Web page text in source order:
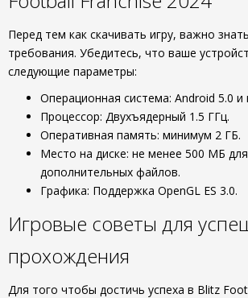
Перед тем как скачивать игру, важно
требования. Убедитесь, что ваше
следующие параметры:
Операционная система: Android 5.0
Процессор: Двухъядерный 1.5 ГГц.
Оперативная память: минимум 2 ГБ.
Место на диске: не менее 500 МБ
дополнительных файлов.
Графика: Поддержка OpenGL ES 3.0.
Игровые советы для
прохождения
Для того чтобы достичь успеха в Blitz